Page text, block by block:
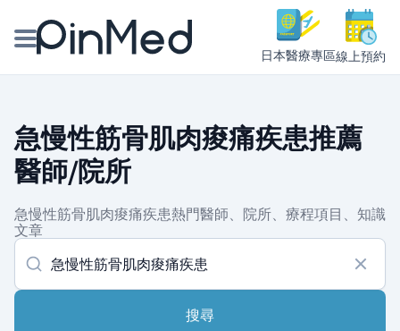
日本醫療專區線上預約
醫師專欄專訪
健康主題館
我是醫療人員
急慢性筋骨肌肉痠痛疾患推薦
醫師/院所
急慢性筋骨肌肉痠痛疾患熱門醫師、院所、療程項目、知識
文章
搜尋